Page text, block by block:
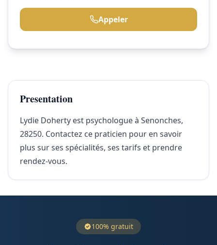
Appeler
Presentation
Lydie Doherty est psychologue à Senonches,
28250. Contactez ce praticien pour en savoir
plus sur ses spécialités, ses tarifs et prendre
rendez-vous.
100% gratuit